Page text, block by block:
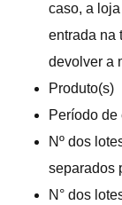
caso, a
entrada na
devolver a
Produto(s)
Período de
Nº dos
separados
N° dos